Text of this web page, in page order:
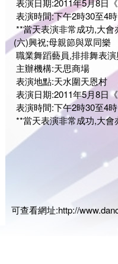
表演日期:2011年5月8日
表演時間:下午2時30至4時
**當天表演非常成功,大
(六)興祝;母親節與眾同樂
職業舞蹈藝員,排排舞表
主辦機構:天思商場
表演地點:天水圍天恩村
表演日期:2011年5月8日
表演時間:下午2時30至4時
**當天表演非常成功,大
展藝
會長:
日期
可查看網址:http://